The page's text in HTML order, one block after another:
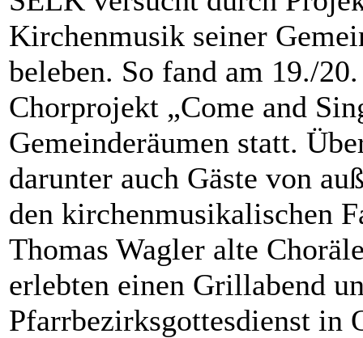
Kirchenmusik seiner
beleben. So fand am 19./
Chorprojekt „Come and
Gemeinderäumen statt.
darunter auch Gäste von
den kirchenmusikalischen
Thomas Wagler alte
erlebten einen Grillabend
Pfarrbezirksgottesdienst in